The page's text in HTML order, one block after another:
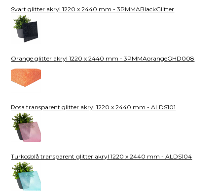
Svart glitter akryl 1220 x 2440 mm - 3PMMABlackGlitter
Orange glitter akryl 1220 x 2440 mm - 3PMMAorangeGHD008
Rosa transparent glitter akryl 1220 x 2440 mm - ALDS101
Turkosblå transparent glitter akryl 1220 x 2440 mm - ALDS104